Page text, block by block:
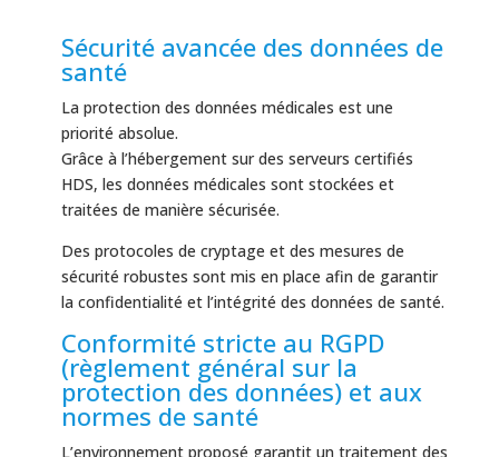
Sécurité avancée des données de
santé
La protection des données médicales est une
priorité absolue.
Grâce à l’hébergement sur des serveurs certifiés
HDS, les données médicales sont stockées et
traitées de manière sécurisée.
Des protocoles de cryptage et des mesures de
sécurité robustes sont mis en place afin de garantir
la confidentialité et l’intégrité des données de santé.
Conformité stricte au RGPD
(règlement général sur la
protection des données) et aux
normes de santé
L’environnement proposé garantit un traitement des